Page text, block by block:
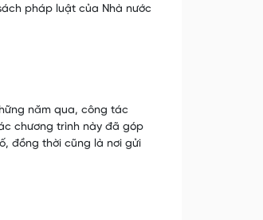
pháp luật của Nhà nước
năm qua, công tác
chương trình này đã góp
đồng thời cũng là nơi gửi